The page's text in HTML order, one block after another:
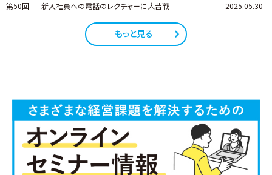
第50回
新入社員への電話のレクチャーに大苦戦 2025.05.30
もっと見る